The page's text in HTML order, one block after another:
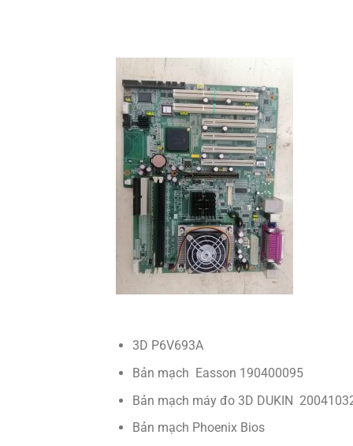
3D P6V693A
Bản mạch Easson 190400095
Bản mạch máy đo 3D DUKIN
Bản mạch Phoenix Bios